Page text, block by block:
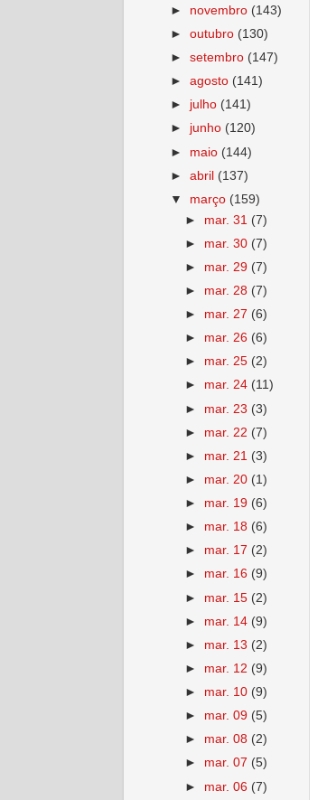
► novembro (143)
►outubro (130)
►setembro (147)
►agosto (141)
► julho (141)
► junho (120)
► maio (144)
►abril (137)
▼ março (159)
► mar. 31 (7)
► mar. 30 (7)
► mar. 29 (7)
► mar. 28 (7)
► mar. 27 (6)
► mar. 26 (6)
► mar. 25 (2)
► mar. 24 (11)
► mar. 23 (3)
► mar. 22 (7)
► mar. 21 (3)
► mar. 20 (1)
► mar. 19 (6)
► mar. 18 (6)
► mar. 17 (2)
► mar. 16 (9)
► mar. 15 (2)
► mar. 14 (9)
► mar. 13 (2)
► mar. 12 (9)
► mar. 10 (9)
► mar. 09 (5)
► mar. 08 (2)
► mar. 07 (5)
► mar. 06 (7)